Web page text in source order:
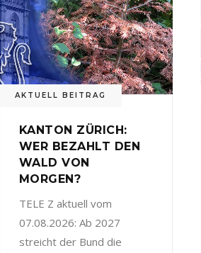
AKTUELL BEITRAG
KANTON ZÜRICH:
WER BEZAHLT DEN
WALD VON
MORGEN?
TELE Z aktuell vom
07.08.2026: Ab 2027
streicht der Bund die